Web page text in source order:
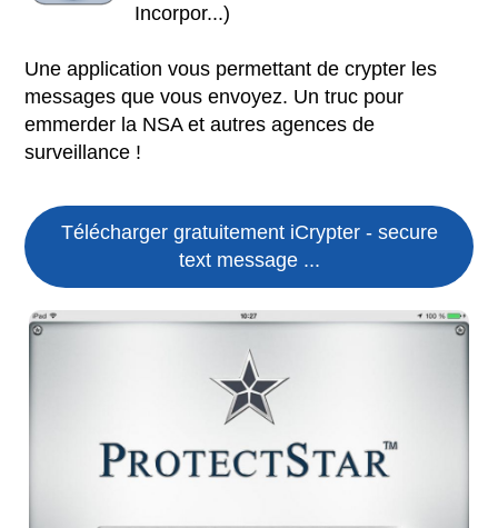
Incorpor...)
Une application vous permettant de crypter les
messages que vous envoyez. Un truc pour
emmerder la NSA et autres agences de
surveillance !
Télécharger gratuitement iCrypter - secure
text message ...